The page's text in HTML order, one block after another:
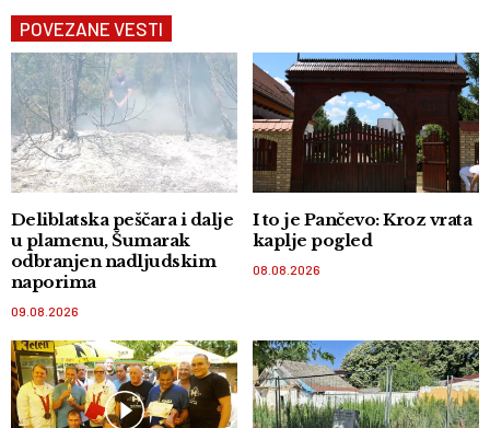
POVEZANE VESTI
Deliblatska peščara i dalje
u plamenu, Šumarak
odbranjen nadljudskim
naporima
09.08.2026
I to je Pančevo: Kroz vrata
kaplje pogled
08.08.2026